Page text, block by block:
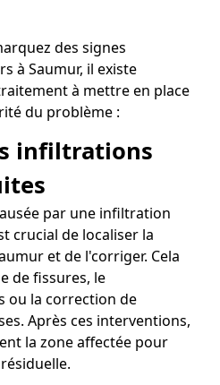
des signes
à Saumur, il existe
à mettre en place
du problème :
infiltrations
par une infiltration
crucial de localiser la
et de l'corriger. Cela
de fissures, le
ou la correction de
Après ces interventions,
la zone affectée pour